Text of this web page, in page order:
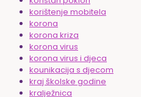
korištenje mobitela
korona
korona kriza
korona virus
korona virus i djeca
kounikacija s djecom
kraj školske godine
kralježnica